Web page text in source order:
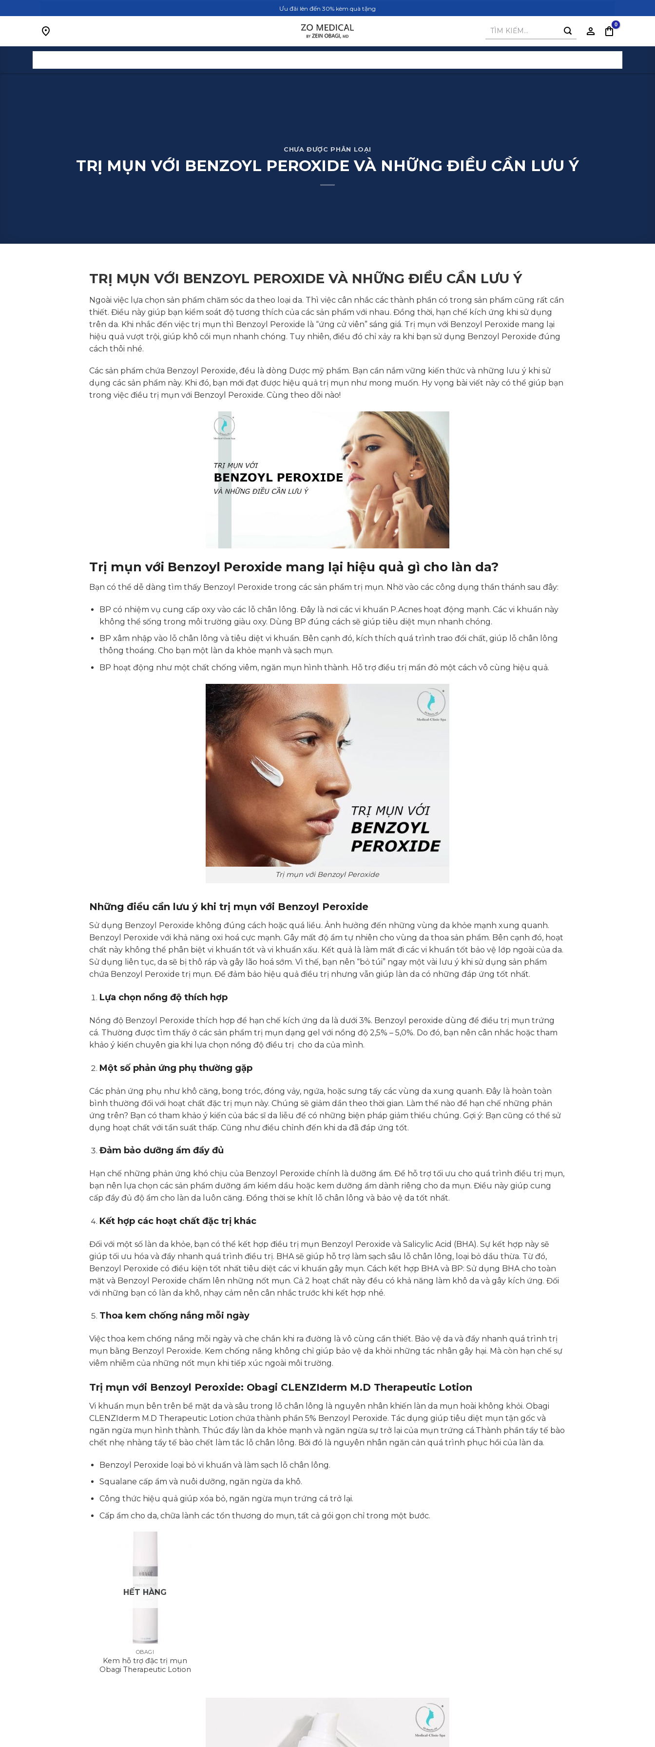
qua
Ưu đãi lên đến 30% kèm quà tặng
Tìm
CHƯA ĐƯỢC PHÂN LOẠI
TRỊ MỤN VỚI BENZOYL PEROXIDE VÀ NHỮNG ĐIỀU CẦN LƯU Ý
TRỊ MỤN VỚI BENZOYL PEROXIDE VÀ NHỮNG ĐIỀU CẦN LƯU Ý
Ngoài việc lựa chọn sản phẩm chăm sóc da theo loại da. Thì việc cân nhắc các thành phần có trong sản phẩm cũng rất cần
thiết. Điều này giúp bạn kiểm soát độ tương thích của các sản phẩm với nhau. Đồng thời, hạn chế kích ứng khi sử dụng
trên da. Khi nhắc đến việc trị mụn thì Benzoyl Peroxide là “ứng cử viên” sáng giá. Trị mụn với Benzoyl Peroxide mang lại
hiệu quả vượt trội, giúp khô cồi mụn nhanh chóng. Tuy nhiên, điều đó chỉ xảy ra khi bạn sử dụng Benzoyl Peroxide đúng
cách thôi nhé.
Các sản phẩm chứa Benzoyl Peroxide, đều là dòng Dược mỹ phẩm. Bạn cần nắm vững kiến thức và những lưu ý khi sử
dụng các sản phẩm này. Khi đó, bạn mới đạt được hiệu quả trị mụn như mong muốn. Hy vọng bài viết này có thể giúp bạn
trong việc điều trị mụn với Benzoyl Peroxide. Cùng theo dõi nào!
Trị mụn với Benzoyl Peroxide mang lại hiệu quả gì cho làn da?
Bạn có thể dễ dàng tìm thấy Benzoyl Peroxide trong các sản phẩm trị mụn. Nhờ vào các công dụng thần thánh sau đây:
BP có nhiệm vụ cung cấp oxy vào các lỗ chân lông. Đây là nơi các vi khuẩn P.Acnes hoạt động mạnh. Các vi khuẩn này
không thể sống trong môi trường giàu oxy. Dùng BP đúng cách sẽ giúp tiêu diệt mụn nhanh chóng.
BP xâm nhập vào lỗ chân lông và tiêu diệt vi khuẩn. Bên cạnh đó, kích thích quá trình trao đổi chất, giúp lỗ chân lông
thông thoáng. Cho bạn một làn da khỏe mạnh và sạch mụn.
BP hoạt động như một chất chống viêm, ngăn mụn hình thành. Hỗ trợ điều trị mẩn đỏ một cách vô cùng hiệu quả.
Trị mụn với Benzoyl Peroxide
Những điều cần lưu ý khi trị mụn với Benzoyl Peroxide
Sử dụng Benzoyl Peroxide không đúng cách hoặc quá liều. Ảnh hưởng đến những vùng da khỏe mạnh xung quanh.
Benzoyl Peroxide với khả năng oxi hoá cực mạnh. Gây mất độ ẩm tự nhiên cho vùng da thoa sản phẩm. Bên cạnh đó, hoạt
chất này không thể phân biệt vi khuẩn tốt và vi khuẩn xấu. Kết quả là làm mất đi các vi khuẩn tốt bảo vệ lớp ngoài của da.
Sử dụng liên tục, da sẽ bị thô ráp và gây lão hoá sớm. Vì thế, bạn nên “bỏ túi” ngay một vài lưu ý khi sử dụng sản phẩm
chứa Benzoyl Peroxide trị mụn. Để đảm bảo hiệu quả điều trị nhưng vẫn giúp làn da có những đáp ứng tốt nhất.
Lựa chọn nồng độ thích hợp
Nồng độ Benzoyl Peroxide thích hợp để hạn chế kích ứng da là dưới 3%. Benzoyl peroxide dùng để điều trị mụn trứng
cá. Thường được tìm thấy ở các sản phẩm trị mụn dạng gel với nồng độ 2,5% – 5,0%. Do đó, bạn nên cân nhắc hoặc tham
khảo ý kiến chuyên gia khi lựa chọn nồng độ điều trị cho da của mình.
Một số phản ứng phụ thường gặp
Các phản ứng phụ như khô căng, bong tróc, đóng vảy, ngứa, hoặc sưng tấy các vùng da xung quanh. Đây là hoàn toàn
bình thường đối với hoạt chất đặc trị mụn này. Chúng sẽ giảm dần theo thời gian. Làm thế nào để hạn chế những phản
ứng trên? Bạn có tham khảo ý kiến của bác sĩ da liễu để có những biện pháp giảm thiểu chúng. Gợi ý: Bạn cũng có thể sử
dụng hoạt chất với tần suất thấp. Cũng như điều chỉnh đến khi da đã đáp ứng tốt.
Đảm bảo dưỡng ẩm đầy đủ
Hạn chế những phản ứng khó chịu của Benzoyl Peroxide chính là dưỡng ẩm. Để hỗ trợ tối ưu cho quá trình điều trị mụn,
bạn nên lựa chọn các sản phẩm dưỡng ẩm kiềm dầu hoặc kem dưỡng ẩm dành riêng cho da mụn. Điều này giúp cung
cấp đầy đủ độ ẩm cho làn da luôn căng. Đồng thời se khít lỗ chân lông và bảo vệ da tốt nhất.
Kết hợp các hoạt chất đặc trị khác
Đối với một số làn da khỏe, bạn có thể kết hợp điều trị mụn Benzoyl Peroxide và Salicylic Acid (BHA). Sự kết hợp này sẽ
giúp tối ưu hóa và đẩy nhanh quá trình điều trị. BHA sẽ giúp hỗ trợ làm sạch sâu lỗ chân lông, loại bỏ dầu thừa. Từ đó,
Benzoyl Peroxide có điều kiện tốt nhất tiêu diệt các vi khuẩn gây mụn. Cách kết hợp BHA và BP: Sử dụng BHA cho toàn
mặt và Benzoyl Peroxide chấm lên những nốt mụn. Cả 2 hoạt chất này đều có khả năng làm khô da và gây kích ứng. Đối
với những bạn có làn da khô, nhạy cảm nên cân nhắc trước khi kết hợp nhé.
Thoa kem chống nắng mỗi ngày
Việc thoa kem chống nắng mỗi ngày và che chắn khi ra đường là vô cùng cần thiết. Bảo vệ da và đẩy nhanh quá trình trị
mụn bằng Benzoyl Peroxide. Kem chống nắng không chỉ giúp bảo vệ da khỏi những tác nhân gây hại. Mà còn hạn chế sự
viêm nhiễm của những nốt mụn khi tiếp xúc ngoài môi trường.
Trị mụn với Benzoyl Peroxide: Obagi CLENZIderm M.D Therapeutic Lotion
Vi khuẩn mụn bên trên bề mặt da và sâu trong lỗ chân lông là nguyên nhân khiến làn da mụn hoài không khỏi. Obagi
CLENZIderm M.D Therapeutic Lotion chứa thành phần 5% Benzoyl Peroxide. Tác dụng giúp tiêu diệt mụn tận gốc và
ngăn ngừa mụn hình thành. Thúc đẩy làn da khỏe mạnh và ngăn ngừa sự trở lại của mụn trứng cá.Thành phần tẩy tế bào
chết nhẹ nhàng tẩy tế bào chết làm tắc lỗ chân lông. Bởi đó là nguyên nhân ngăn cản quá trình phục hồi của làn da.
Benzoyl Peroxide loại bỏ vi khuẩn và làm sạch lỗ chân lông.
Squalane cấp ẩm và nuôi dưỡng, ngăn ngừa da khô.
Công thức hiệu quả giúp xóa bỏ, ngăn ngừa mụn trứng cá trở lại.
Cấp ẩm cho da, chữa lành các tổn thương do mụn, tất cả gói gọn chỉ trong một bước.
HẾT HÀNG
OBAGI
Kem hỗ trợ đặc trị mụn
Obagi Therapeutic Lotion